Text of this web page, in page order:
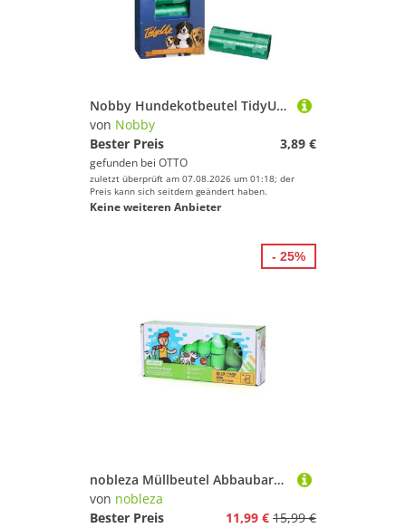
Nobby Hundekotbeutel TidyUp Kotbeutel mit Knochendruck grün
von Nobby
Bester Preis
3,89 €
gefunden bei OTTO
zuletzt überprüft am 07.08.2026 um 01:18; der
Preis kann sich seitdem geändert haben.
Keine weiteren Anbieter
nobleza Müllbeutel Abbaubarer Müllbeutelspeicher Set Kotbeutel, für Hunde
von nobleza
Bester Preis
11,99 € 15,99 €
- 25%